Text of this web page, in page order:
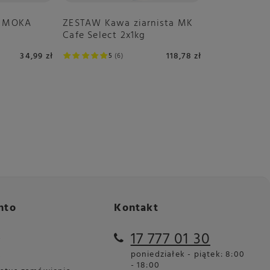
34,99 zł 5 6
ZESTAW Kawa ziarnista MK
Cafe Select 2x1kg
118,78 zł
Kontakt
17 777 01 30
poniedziałek - piątek: 8:00
- 18:00